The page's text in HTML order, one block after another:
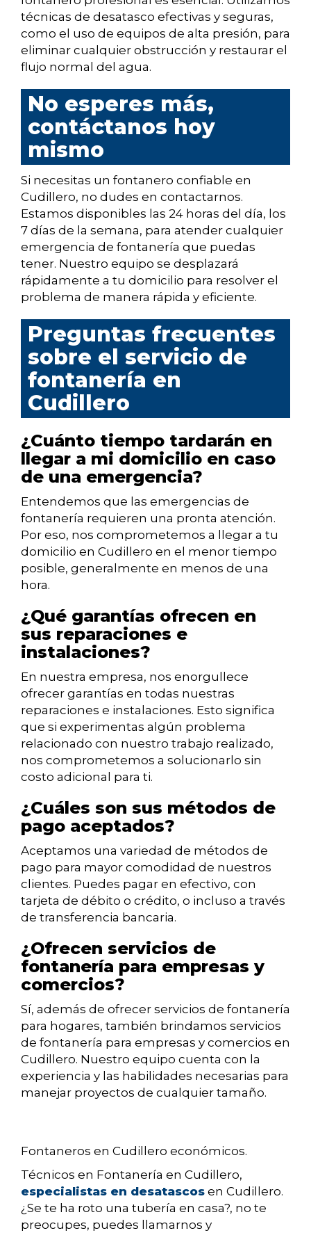
técnicas de desatasco efectivas y seguras,
como el uso de equipos de alta presión, para
eliminar cualquier obstrucción y restaurar el
flujo normal del agua.
No esperes más,
contáctanos hoy
mismo
Si necesitas un fontanero confiable en
Cudillero, no dudes en contactarnos.
Estamos disponibles las 24 horas del día, los
7 días de la semana, para atender cualquier
emergencia de fontanería que puedas
tener. Nuestro equipo se desplazará
rápidamente a tu domicilio para resolver el
problema de manera rápida y eficiente.
Preguntas frecuentes
sobre el servicio de
fontanería en
Cudillero
¿Cuánto tiempo tardarán en
llegar a mi domicilio en caso
de una emergencia?
Entendemos que las emergencias de
fontanería requieren una pronta atención.
Por eso, nos comprometemos a llegar a tu
domicilio en Cudillero en el menor tiempo
posible, generalmente en menos de una
hora.
¿Qué garantías ofrecen en
sus reparaciones e
instalaciones?
En nuestra empresa, nos enorgullece
ofrecer garantías en todas nuestras
reparaciones e instalaciones. Esto significa
que si experimentas algún problema
relacionado con nuestro trabajo realizado,
nos comprometemos a solucionarlo sin
costo adicional para ti.
¿Cuáles son sus métodos de
pago aceptados?
Aceptamos una variedad de métodos de
pago para mayor comodidad de nuestros
clientes. Puedes pagar en efectivo, con
tarjeta de débito o crédito, o incluso a través
de transferencia bancaria.
¿Ofrecen servicios de
fontanería para empresas y
comercios?
Sí, además de ofrecer servicios de fontanería
para hogares, también brindamos servicios
de fontanería para empresas y comercios en
Cudillero. Nuestro equipo cuenta con la
experiencia y las habilidades necesarias para
manejar proyectos de cualquier tamaño.
Fontaneros en Cudillero económicos.
Técnicos en Fontanería en Cudillero,
especialistas en desatascos en Cudillero.
¿Se te ha roto una tubería en casa?, no te
preocupes, puedes llamarnos y